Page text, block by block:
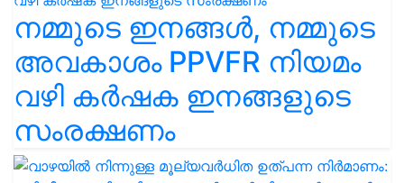
നമ്മുടെ ഇനങ്ങൾ, നമ്മുടെ
അവകാശം PPVFR നിയമം
വഴി കർഷക ഇനങ്ങളുടെ
സംരക്ഷണം